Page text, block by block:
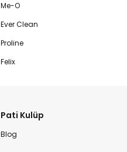
Me-O
Ever Clean
Proline
Felix
Pati Kulüp
Blog